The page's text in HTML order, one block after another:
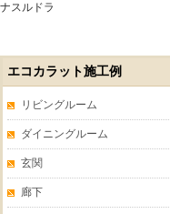
ナスルドラ
エコカラット施工例
リビングルーム
ダイニングルーム
玄関
廊下